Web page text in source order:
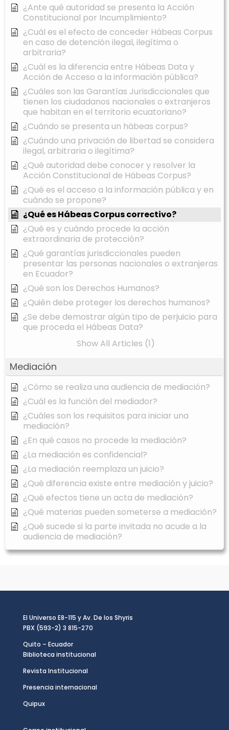
¿Ante qué autoridad se presenta la Acción
Constitucional por Incumplimiento?
¿Cuál es el efecto de conceder Hábeas Corpus
en caso de detención ilegal, ilegítima o
arbitraria?
¿Cuál es la diferencia entre Hábeas Data y
Acción de Acceso a la información pública?
¿Cuáles son las Garantías Jurisdiccionales que
tienen los ciudadanos nacionales o extranjeros
que habitan en el territorio ecuatoriano?
¿Cuándo se presenta un hábeas corpus?
¿Cuándo una privación de libertad se considera
ilegal, arbitraria o ilegítima?
¿Qué autoridad debe conocer y resolver la
Acción Constitucional de Hábeas Corpus?
¿Qué es el acceso a la información pública y en
cuándo se propone?
¿Qué es Hábeas Corpus correctivo?
¿Qué es y cuándo procede la acción
extraordinaria de protección?
¿Qué garantías jurisdiccionales pueden
presentar las personas nacionales o extranjeras
en Ecuador?
¿Qué son los Derechos Humanos?
¿Quién debe proteger los derechos humanos?
¿Se debe demostrar algún tipo de perjuicio para
que proceda el Hábeas Data?
Show All Articles (1)
Mediación
¿Cómo se realiza una audiencia de mediación?
¿Cuál es la función del mediador?
¿Cuáles son los requisitos para iniciar una
mediación?
¿En qué casos no procede la mediación?
¿La mediación es confidencial?
¿La mediación reemplaza un juicio?
¿Qué diferencia existe entre mediación y juicio?
¿Qué efectos tiene un acta de mediación?
¿Qué materias pueden someterse a mediación?
¿Qué sucede si la parte invitada no acude a la
audiencia de mediación?
El Universo E8-115 y Av. De los Shyris
PBX (593-2) 3 815-270
Quito – Ecuador
Biblioteca institucional
Revista Institucional
Presencia internacional
Quipux